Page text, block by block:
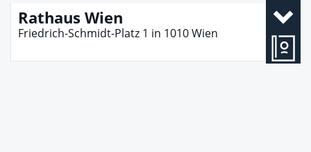
Rathaus Wien
Friedrich-Schmidt-Platz 1 in 1010Wien